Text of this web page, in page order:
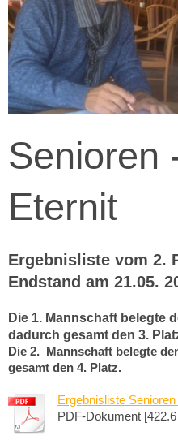
Senioren
Eternit
Ergebnisliste vom 2.
Endstand am 21.05.
Die 1. Mannschaft belegte
dadurch gesamt den 3.
Die 2. Mannschaft belegte
gesamt den 4. Platz.
Ergebnisliste
PDF-Dokument